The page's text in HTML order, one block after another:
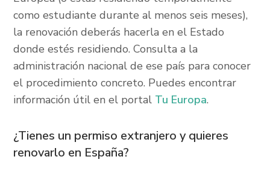
como estudiante durante al menos seis meses),
la renovación deberás hacerla en el Estado
donde estés residiendo. Consulta a la
administración nacional de ese país para conocer
el procedimiento concreto. Puedes encontrar
información útil en el portal Tu Europa.
¿Tienes un permiso extranjero y quieres
renovarlo en España?